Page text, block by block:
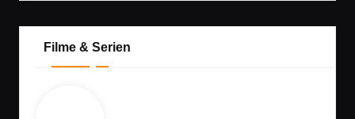
Filme & Serien